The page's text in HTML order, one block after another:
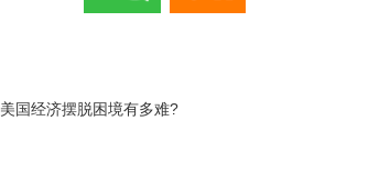
美国经济摆脱困境有多难?